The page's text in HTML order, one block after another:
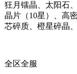
狂月镭晶、太阳石
晶片（10星）、高
芯碎质、橙星碎晶
全区全服